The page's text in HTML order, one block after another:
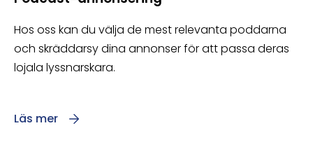
Hos oss kan du välja de mest relevanta poddarna
och skräddarsy dina annonser för att passa deras
lojala lyssnarskara.
Läs mer